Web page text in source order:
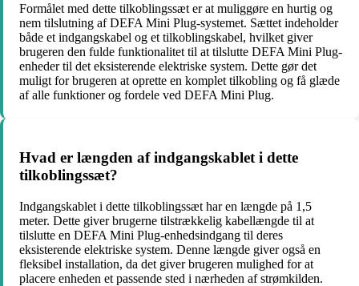
Formålet med dette tilkoblingssæt er at muliggøre en hurtig og
nem tilslutning af DEFA Mini Plug-systemet. Sættet indeholder
både et indgangskabel og et tilkoblingskabel, hvilket giver
brugeren den fulde funktionalitet til at tilslutte DEFA Mini Plug-
enheder til det eksisterende elektriske system. Dette gør det
muligt for brugeren at oprette en komplet tilkobling og få glæde
af alle funktioner og fordele ved DEFA Mini Plug.
Hvad er længden af indgangskablet i dette
tilkoblingssæt?
Indgangskablet i dette tilkoblingssæt har en længde på 1,5
meter. Dette giver brugerne tilstrækkelig kabellængde til at
tilslutte en DEFA Mini Plug-enhedsindgang til deres
eksisterende elektriske system. Denne længde giver også en
fleksibel installation, da det giver brugeren mulighed for at
placere enheden et passende sted i nærheden af strømkilden.